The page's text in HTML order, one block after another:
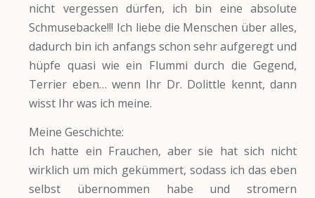
nicht vergessen dürfen, ich bin eine absolute
Schmusebacke!!! Ich liebe die Menschen über alles,
dadurch bin ich anfangs schon sehr aufgeregt und
hüpfe quasi wie ein Flummi durch die Gegend,
Terrier eben… wenn Ihr Dr. Dolittle kennt, dann
wisst Ihr was ich meine.
Meine Geschichte:
Ich hatte ein Frauchen, aber sie hat sich nicht
wirklich um mich gekümmert, sodass ich das eben
selbst übernommen habe und stromern